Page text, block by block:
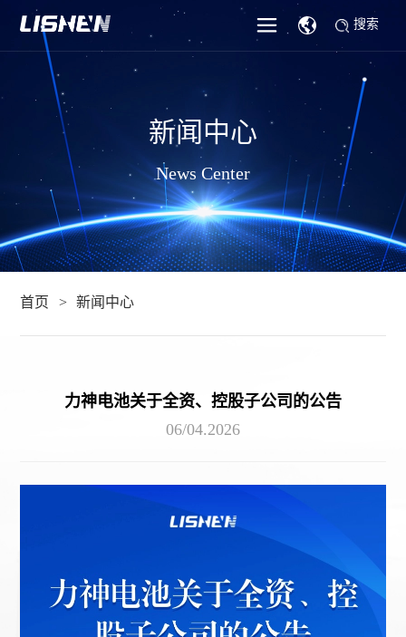
搜索
新闻中心
News Center
首页 新闻中心
力神电池关于全资、控股子公司的公告
06/04.2026